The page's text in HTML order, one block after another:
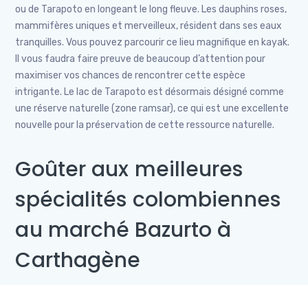
ou de Tarapoto en longeant le long fleuve. Les dauphins roses,
mammifères uniques et merveilleux, résident dans ses eaux
tranquilles. Vous pouvez parcourir ce lieu magnifique en kayak.
Il vous faudra faire preuve de beaucoup d’attention pour
maximiser vos chances de rencontrer cette espèce
intrigante. Le lac de Tarapoto est désormais désigné comme
une réserve naturelle (zone ramsar), ce qui est une excellente
nouvelle pour la préservation de cette ressource naturelle.
Goûter aux meilleures
spécialités colombiennes
au marché Bazurto à
Carthagène